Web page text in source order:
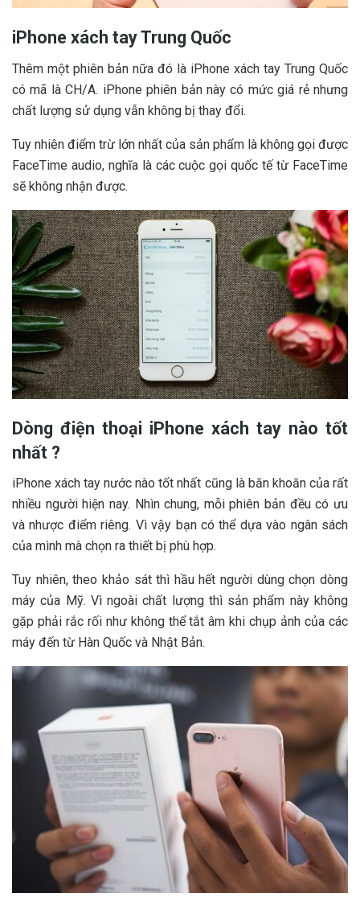
iPhone xách tay Trung Quốc
Thêm một phiên bản nữa đó là iPhone xách tay Trung Quốc
có mã là CH/A. iPhone phiên bản này có mức giá rẻ nhưng
chất lượng sử dụng vẫn không bị thay đổi.
Tuy nhiên điểm trừ lớn nhất của sản phẩm là không gọi được
FaceTime audio, nghĩa là các cuộc gọi quốc tế từ FaceTime
sẽ không nhận được.
Dòng điện thoại iPhone xách tay nào tốt
nhất ?
iPhone xách tay nước nào tốt nhất cũng là băn khoăn của rất
nhiều người hiện nay. Nhìn chung, mỗi phiên bản đều có ưu
và nhược điểm riêng. Vì vậy bạn có thể dựa vào ngân sách
của mình mà chọn ra thiết bị phù hợp.
Tuy nhiên, theo khảo sát thì hầu hết người dùng chọn dòng
máy của Mỹ. Vì ngoài chất lượng thì sản phẩm này không
gặp phải rắc rối như không thể tắt âm khi chụp ảnh của các
máy đến từ Hàn Quốc và Nhật Bản.